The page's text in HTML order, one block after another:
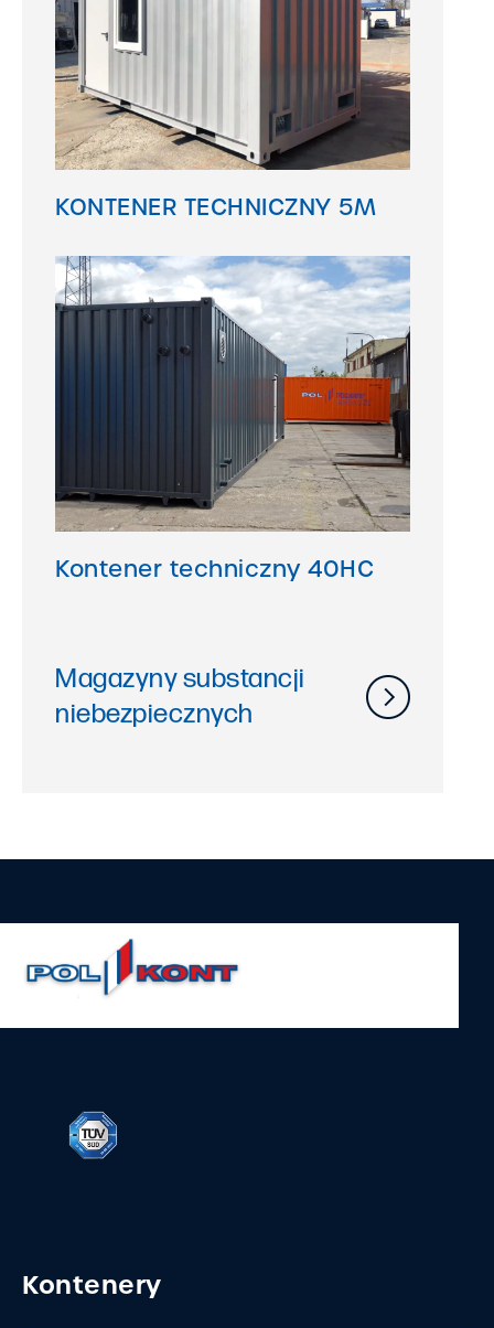
KONTENER TECHNICZNY 5M
Kontener techniczny 40HC
Magazyny substancji
niebezpiecznych
Kontenery